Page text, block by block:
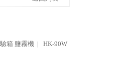
箱 鹽霧機 |
HK-90W